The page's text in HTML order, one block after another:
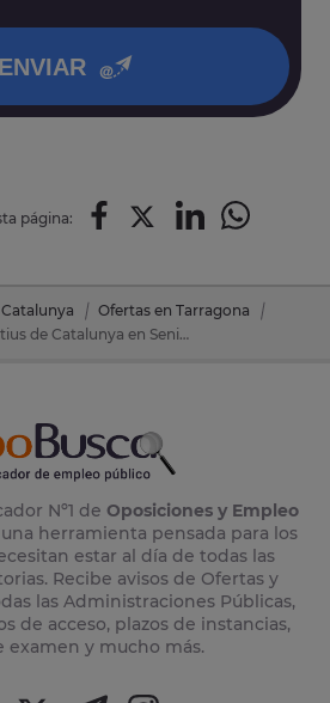
ENVIAR
página:
Ofertas en Tarragona
Oposiciones de Administratius de Catalunya en Senia, La (Tarragona)
Nº1 de Oposiciones y Empleo
herramienta pensada para los
estar al día de todas las
Recibe avisos de Ofertas y
las Administraciones Públicas,
de acceso, plazos de instancias,
examen y mucho más.